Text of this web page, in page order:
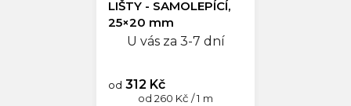
LIŠTY - SAMOLEPÍCÍ,
25×20 mm
U vás za 3-7 dní
od 312 Kč
Měrná
od 260 Kč / 1 m